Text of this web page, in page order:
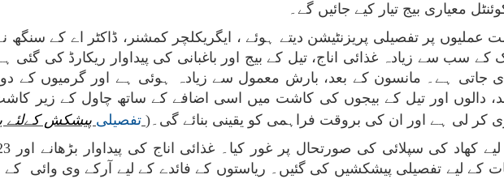
پر تفصیلی پریزنٹیشن دیتے ہوئے ، ایگریکلچر کمشنر، ڈاکٹر اے کے
سے زیادہ غذائی اناج، تیل کے بیج اور باغبانی کی پیداوار ریکارڈ کی گئی
دالوں اور تیل کے بیجوں کی کاشت میں اسی اضافے کے ساتھ چاول کے زیر
لی ہے اور ان کی بروقت فراہمی کو یقینی بنائے گی۔) تفصیلی پیشکش کےلئے
کے لیے تفصیلی پیشکشیں کی گئیں۔ ریاستوں کے فائدے کے لیے آرکے وی وائی کے